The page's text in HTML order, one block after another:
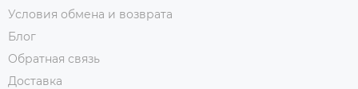
Условия обмена и возврата
Блог
Обратная связь
Доставка